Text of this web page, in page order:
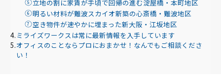
立地の割に家賃が手頃で回帰の進む淀屋橋・本町地区
明るい材料が難波スカイオ新築の心斎橋・難波地区
空き物件が速やかに埋まった新大阪・江坂地区
ミライズワークスは常に最新情報を入手しています
オフィスのことならプロにおまかせ！なんでもご相談くださ
い！